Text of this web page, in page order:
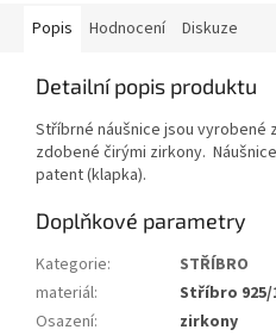
Popis Hodnocení Diskuze
Detailní popis produktu
Stříbrné náušnice jsou vyrobené
zdobené čirými zirkony.
patent (klapka).
Doplňkové parametry
Kategorie:
STŘÍBRO
materiál:
Stříbro 925/
Osazení:
zirkony